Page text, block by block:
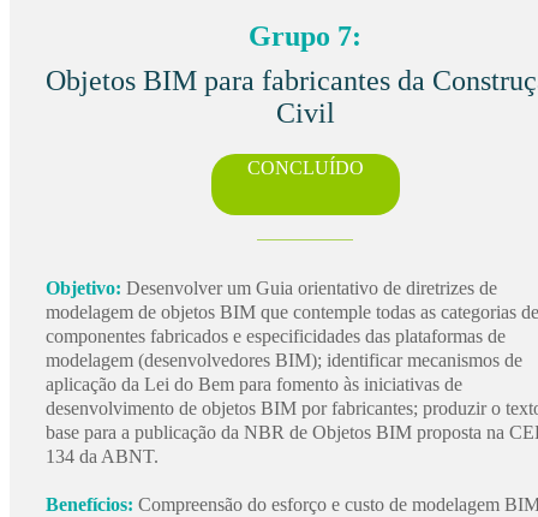
Grupo 7:
Objetos BIM para fabricantes da
Civil
CONCLUÍDO
Objetivo: Desenvolver um Guia orientativo de diretrizes de
modelagem de objetos BIM que contemple todas as categorias de
componentes fabricados e especificidades das plataformas de
modelagem (desenvolvedores BIM); identificar mecanismos de
aplicação da Lei do Bem para fomento às iniciativas de
desenvolvimento de objetos BIM por fabricantes; produzir o
base para a publicação da NBR de Objetos BIM proposta na
134 da ABNT.
Benefícios: Compreensão do esforço e custo de modelagem